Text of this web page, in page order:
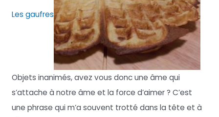
Les gaufres
Objets inanimés, avez vous donc une âme qui
s’attache à notre âme et la force d’aimer ? C’est
une phrase qui m’a souvent trotté dans la tête et à